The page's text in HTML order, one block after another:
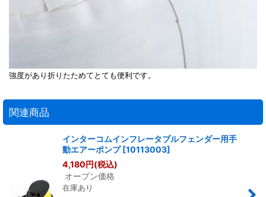
強度があり折りたためてとても便利です。
関連商品
インターコムインフレータブルフェンダー用手
動エアーポンプ [10113003]
4,180円(税込)
オープン価格
在庫あり